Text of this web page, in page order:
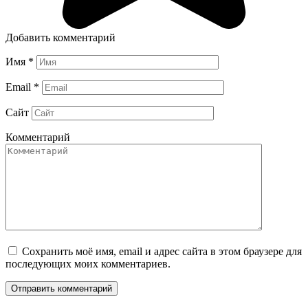
Добавить комментарий
Имя *
Email *
Сайт
Комментарий
Сохранить моё имя, email и адрес сайта в этом браузере для
последующих моих комментариев.